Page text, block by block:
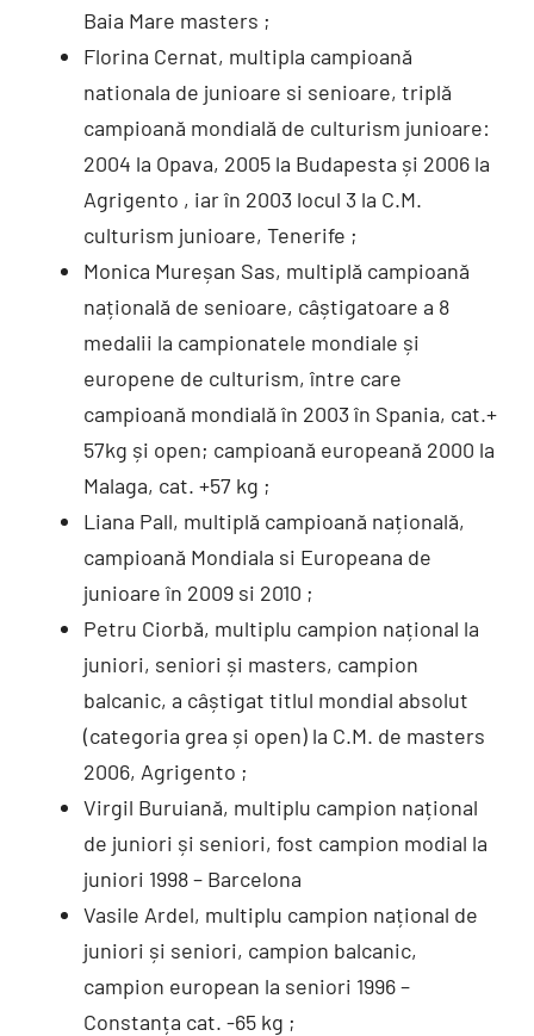
Baia Mare masters ;
Florina Cernat, multipla campioană
nationala de junioare si senioare, triplă
campioană mondială de culturism junioare:
2004 la Opava, 2005 la Budapesta și 2006 la
Agrigento , iar în 2003 locul 3 la C.M.
culturism junioare, Tenerife ;
Monica Mureșan Sas, multiplă campioană
națională de senioare, câștigatoare a 8
medalii la campionatele mondiale și
europene de culturism, între care
campioană mondială în 2003 în Spania, cat.+
57kg și open; campioană europeană 2000 la
Malaga, cat. +57 kg ;
Liana Pall, multiplă campioană națională,
campioană Mondiala si Europeana de
junioare în 2009 si 2010 ;
Petru Ciorbă, multiplu campion național la
juniori, seniori și masters, campion
balcanic, a câștigat titlul mondial absolut
(categoria grea și open) la C.M. de masters
2006, Agrigento ;
Virgil Buruiană, multiplu campion național
de juniori și seniori, fost campion modial la
juniori 1998 – Barcelona
Vasile Ardel, multiplu campion național de
juniori și seniori, campion balcanic,
campion european la seniori 1996 –
Constanța cat. -65 kg ;